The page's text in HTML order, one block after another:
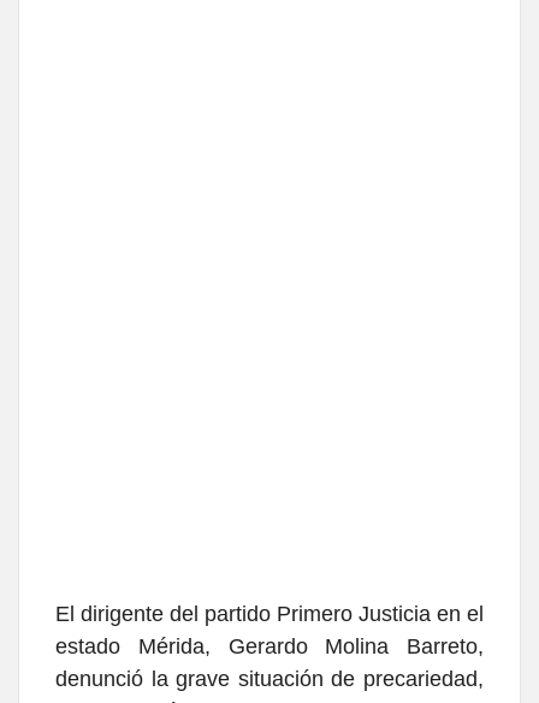
El dirigente del partido Primero Justicia en el
estado Mérida, Gerardo Molina Barreto,
denunció la grave situación de precariedad,